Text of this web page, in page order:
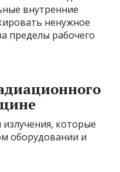
внутренние
ненужное
пределы рабочего
которые
оборудовании и